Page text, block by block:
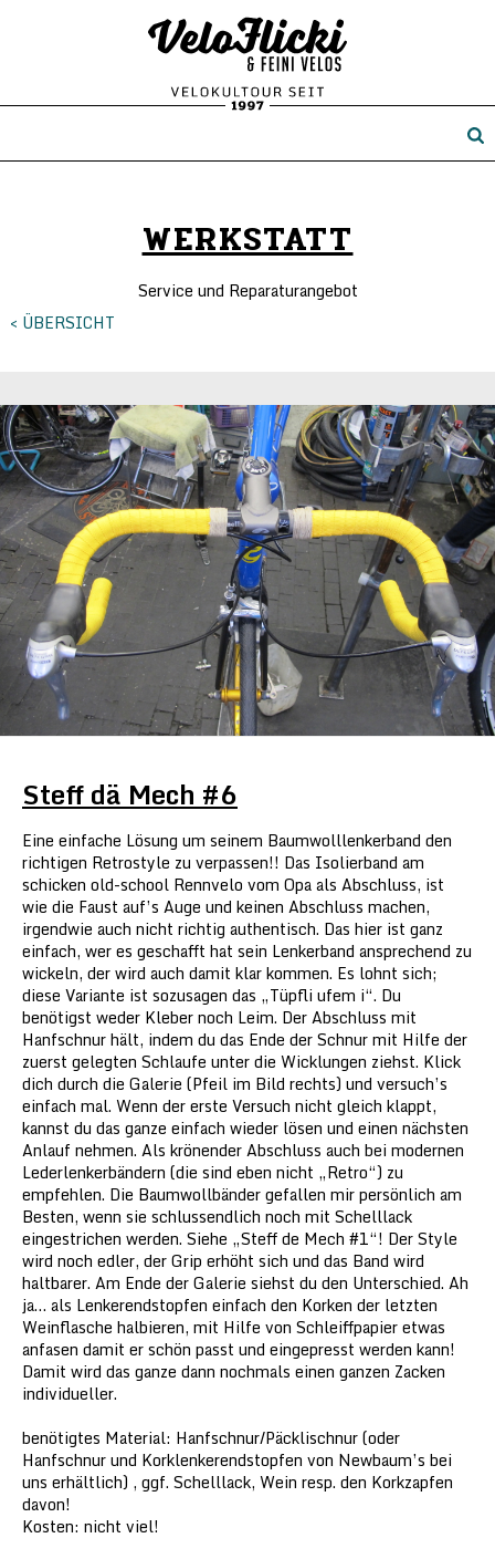
WERKSTATT
Service und Reparaturangebot
< ÜBERSICHT
Steff dä Mech #6
Eine einfache Lösung um seinem Baumwolllenkerband den
richtigen Retrostyle zu verpassen!! Das Isolierband am
schicken old-school Rennvelo vom Opa als Abschluss, ist
wie die Faust auf’s Auge und keinen Abschluss machen,
irgendwie auch nicht richtig authentisch. Das hier ist ganz
einfach, wer es geschafft hat sein Lenkerband ansprechend zu
wickeln, der wird auch damit klar kommen. Es lohnt sich;
diese Variante ist sozusagen das „Tüpfli ufem i“. Du
benötigst weder Kleber noch Leim. Der Abschluss mit
Hanfschnur hält, indem du das Ende der Schnur mit Hilfe der
zuerst gelegten Schlaufe unter die Wicklungen ziehst. Klick
dich durch die Galerie (Pfeil im Bild rechts) und versuch’s
einfach mal. Wenn der erste Versuch nicht gleich klappt,
kannst du das ganze einfach wieder lösen und einen nächsten
Anlauf nehmen. Als krönender Abschluss auch bei modernen
Lederlenkerbändern (die sind eben nicht „Retro“) zu
empfehlen. Die Baumwollbänder gefallen mir persönlich am
Besten, wenn sie schlussendlich noch mit Schelllack
eingestrichen werden. Siehe „Steff de Mech #1“! Der Style
wird noch edler, der Grip erhöht sich und das Band wird
haltbarer. Am Ende der Galerie siehst du den Unterschied. Ah
ja… als Lenkerendstopfen einfach den Korken der letzten
Weinflasche halbieren, mit Hilfe von Schleiffpapier etwas
anfasen damit er schön passt und eingepresst werden kann!
Damit wird das ganze dann nochmals einen ganzen Zacken
individueller.
benötigtes Material: Hanfschnur/Päcklischnur (oder
Hanfschnur und Korklenkerendstopfen von Newbaum’s bei
uns erhältlich) , ggf. Schelllack, Wein resp. den Korkzapfen
davon!
Kosten: nicht viel!